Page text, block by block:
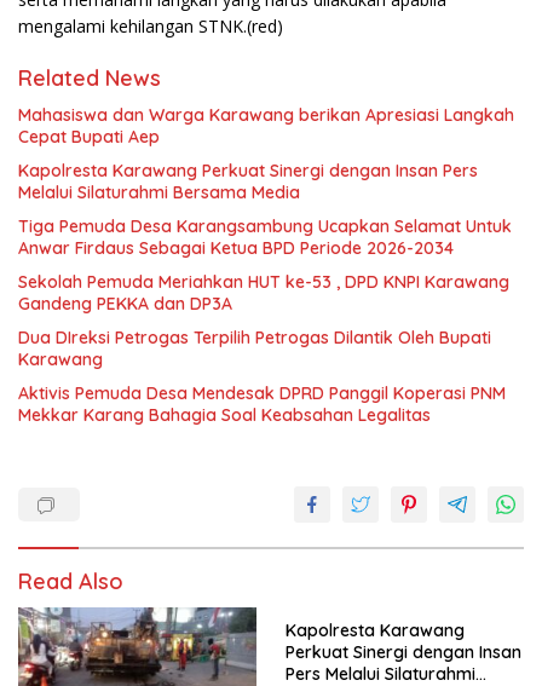
mengalami kehilangan STNK.(red)
Related News
Mahasiswa dan Warga Karawang berikan Apresiasi Langkah
Cepat Bupati Aep
Kapolresta Karawang Perkuat Sinergi dengan Insan Pers
Melalui Silaturahmi Bersama Media
Tiga Pemuda Desa Karangsambung Ucapkan Selamat Untuk
Anwar Firdaus Sebagai Ketua BPD Periode 2026-2034
Sekolah Pemuda Meriahkan HUT ke-53 , DPD KNPI Karawang
Gandeng PEKKA dan DP3A
Dua DIreksi Petrogas Terpilih Petrogas Dilantik Oleh Bupati
Karawang
Aktivis Pemuda Desa Mendesak DPRD Panggil Koperasi PNM
Mekkar Karang Bahagia Soal Keabsahan Legalitas
Read Also
Kapolresta Karawang
Perkuat Sinergi dengan Insan
Pers Melalui Silaturahmi